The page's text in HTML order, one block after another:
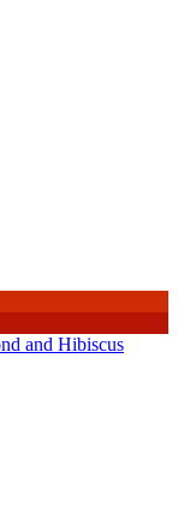
and Hibiscus